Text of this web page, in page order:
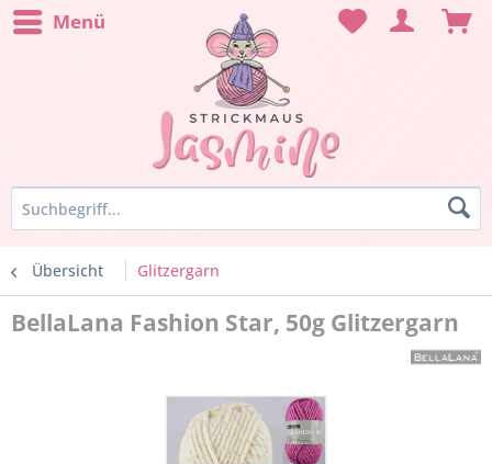
Menü
Übersicht Glitzergarn
BellaLana Fashion Star, 50g Glitzergarn